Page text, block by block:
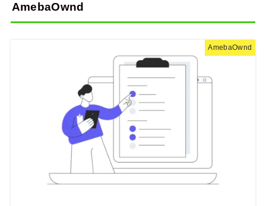
AmebaOwnd
AmebaOwnd